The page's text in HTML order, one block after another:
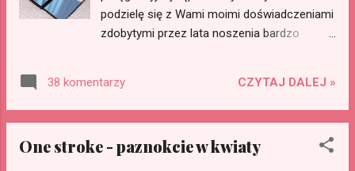
podzielę się z Wami moimi doświadczeniami
zdobytymi przez lata noszenia bardzo
moją historię, porady, sposoby na
przyspieszenie porostu paznokci i dokładne
na tydzień.
38 komentarzy CZYTAJ DALEJ »
One stroke - paznokcie w kwiaty